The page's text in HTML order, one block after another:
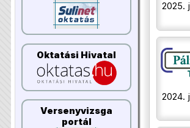
Oktatási Hivatal
Versenyvizsga
portál
2025.
2024.